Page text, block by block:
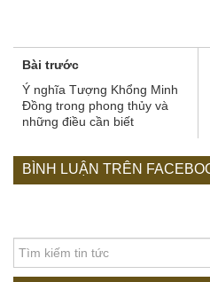
Bài trước
Ý nghĩa Tượng Khổng Minh
Đồng trong phong thủy và
những điều cần biết
BÌNH LUẬN TRÊN